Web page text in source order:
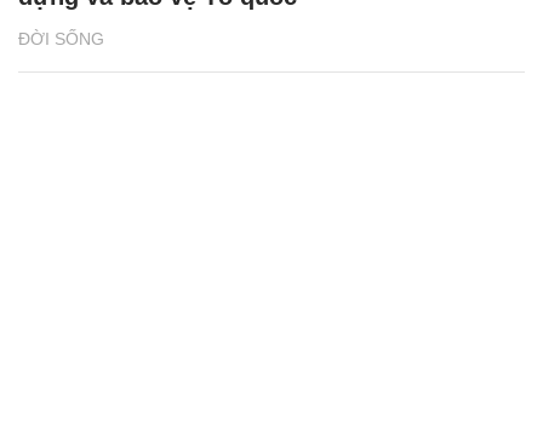
ĐỜI SỐNG